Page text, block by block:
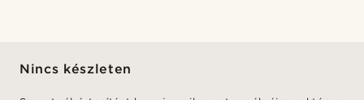
Nincs készleten